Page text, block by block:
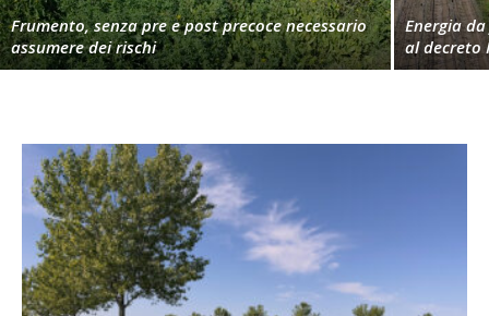
Frumento, senza pre e post precoce necessario
assumere dei rischi
Energia
al decreto